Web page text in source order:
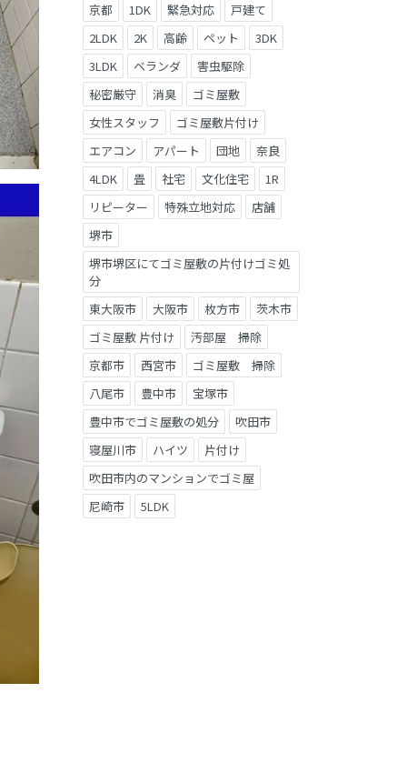
京都
1DK 緊急対応
戸建て
2LDK
2K 高齢 ペット
3DK
3LDK
ベランダ
害虫駆除
秘密厳守
消臭
ゴミ屋敷
女性スタッフ
ゴミ屋敷片付け
エアコン
アパート 団地
奈良
4LDK
畳 社宅 文化住宅
1R
リピーター
特殊立地対応
店舗
堺市
堺市堺区にてゴミ屋敷の片付けゴミ処
分
東大阪市
大阪市 枚方市
茨木市
ゴミ屋敷 片付け
汚部屋 掃除
京都市
西宮市
ゴミ屋敷 掃除
八尾市
豊中市
宝塚市
豊中市でゴミ屋敷の処分
吹田市
寝屋川市
ハイツ
片付け
吹田市内のマンションでゴミ屋
尼崎市
5LDK